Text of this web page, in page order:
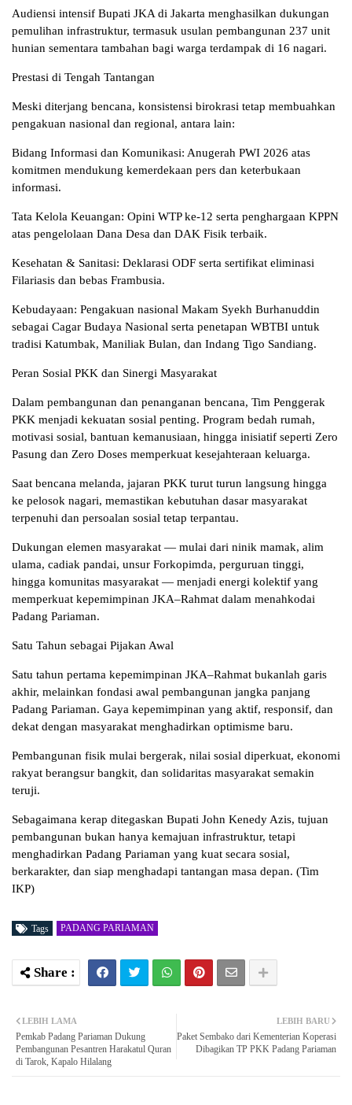
Audiensi intensif Bupati JKA di Jakarta menghasilkan dukungan
pemulihan infrastruktur, termasuk usulan pembangunan 237 unit
hunian sementara tambahan bagi warga terdampak di 16 nagari.
Prestasi di Tengah Tantangan
Meski diterjang bencana, konsistensi birokrasi tetap membuahkan
pengakuan nasional dan regional, antara lain:
Bidang Informasi dan Komunikasi: Anugerah PWI 2026 atas
komitmen mendukung kemerdekaan pers dan keterbukaan
informasi.
Tata Kelola Keuangan: Opini WTP ke-12 serta penghargaan KPPN
atas pengelolaan Dana Desa dan DAK Fisik terbaik.
Kesehatan & Sanitasi: Deklarasi ODF serta sertifikat eliminasi
Filariasis dan bebas Frambusia.
Kebudayaan: Pengakuan nasional Makam Syekh Burhanuddin
sebagai Cagar Budaya Nasional serta penetapan WBTBI untuk
tradisi Katumbak, Maniliak Bulan, dan Indang Tigo Sandiang.
Peran Sosial PKK dan Sinergi Masyarakat
Dalam pembangunan dan penanganan bencana, Tim Penggerak
PKK menjadi kekuatan sosial penting. Program bedah rumah,
motivasi sosial, bantuan kemanusiaan, hingga inisiatif seperti Zero
Pasung dan Zero Doses memperkuat kesejahteraan keluarga.
Saat bencana melanda, jajaran PKK turut turun langsung hingga
ke pelosok nagari, memastikan kebutuhan dasar masyarakat
terpenuhi dan persoalan sosial tetap terpantau.
Dukungan elemen masyarakat — mulai dari ninik mamak, alim
ulama, cadiak pandai, unsur Forkopimda, perguruan tinggi,
hingga komunitas masyarakat — menjadi energi kolektif yang
memperkuat kepemimpinan JKA–Rahmat dalam menahkodai
Padang Pariaman.
Satu Tahun sebagai Pijakan Awal
Satu tahun pertama kepemimpinan JKA–Rahmat bukanlah garis
akhir, melainkan fondasi awal pembangunan jangka panjang
Padang Pariaman. Gaya kepemimpinan yang aktif, responsif, dan
dekat dengan masyarakat menghadirkan optimisme baru.
Pembangunan fisik mulai bergerak, nilai sosial diperkuat, ekonomi
rakyat berangsur bangkit, dan solidaritas masyarakat semakin
teruji.
Sebagaimana kerap ditegaskan Bupati John Kenedy Azis, tujuan
pembangunan bukan hanya kemajuan infrastruktur, tetapi
menghadirkan Padang Pariaman yang kuat secara sosial,
berkarakter, dan siap menghadapi tantangan masa depan. (Tim
IKP)
Tags PADANG PARIAMAN
LEBIH BARU
Paket Sembako dari Kementerian Koperasi
Dibagikan TP PKK Padang Pariaman
LEBIH LAMA
Pemkab Padang Pariaman Dukung
Pembangunan Pesantren Harakatul Quran
di Tarok, Kapalo Hilalang